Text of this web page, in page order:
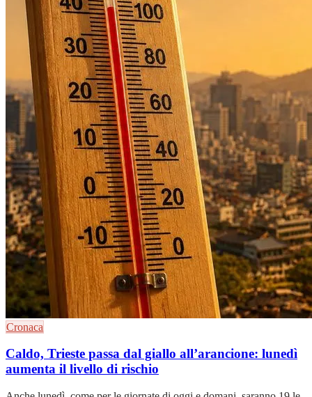
Cronaca
Caldo, Trieste passa dal giallo all’arancione: lunedì
aumenta il livello di rischio